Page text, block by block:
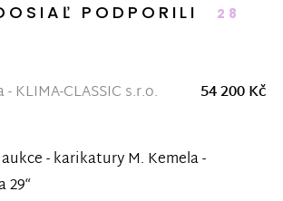
PODPORILI 28
KLIMA-CLASSIC s.r.o.
54 200 Kč
- karikatury M. Kemela -
29“